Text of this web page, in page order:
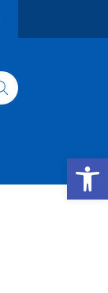
Apri la